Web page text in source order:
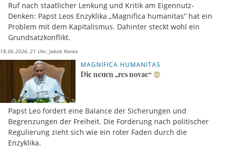
Ruf nach staatlicher Lenkung und Kritik am Eigennutz-
Denken: Papst Leos Enzyklika „Magnifica humanitas“ hat ein
Problem mit dem Kapitalismus. Dahinter steckt wohl ein
Grundsatzkonflikt.
18.06.2026, 21 Uhr Jakob Ranke
MAGNIFICA HUMANITAS
Die neuen „res novae“
Papst Leo fordert eine Balance der Sicherungen und
Begrenzungen der Freiheit. Die Forderung nach politischer
Regulierung zieht sich wie ein roter Faden durch die
Enzyklika.